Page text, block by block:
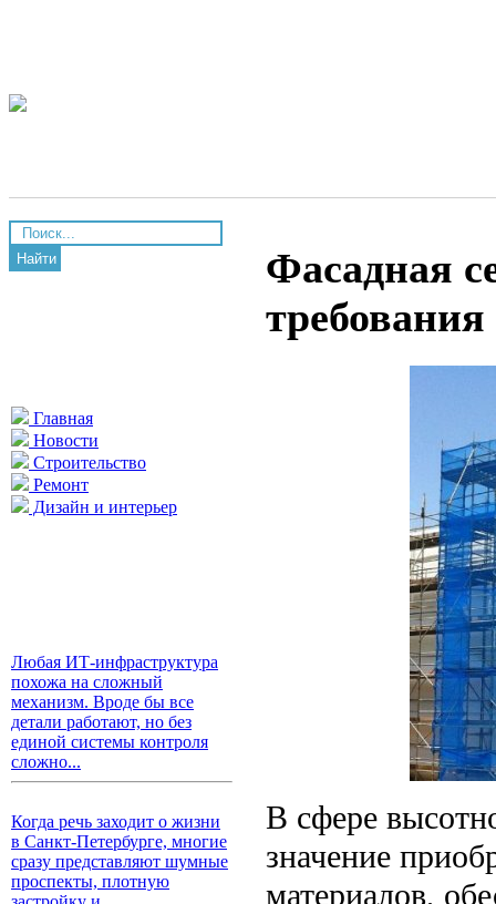
Найти
Главная
Новости
Строительство
Ремонт
Дизайн и интерьер
Любая ИТ-инфраструктура
похожа на сложный
механизм. Вроде бы все
детали работают, но без
единой системы контроля
сложно...
Когда речь заходит о жизни
в Санкт-Петербурге, многие
сразу представляют шумные
проспекты, плотную
Фасадная
требования
В сфере
значение
материалов,